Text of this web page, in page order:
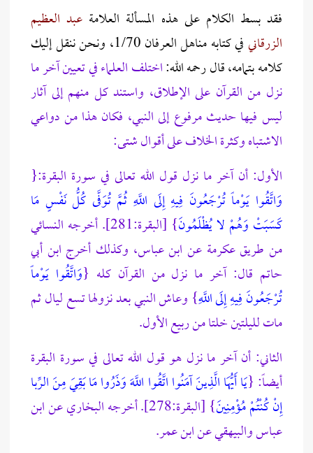
فقد بسط الكلام على هذه المسألة العلامة عبد العظيم
الزرقاني
في كتابه مناهل العرفان 1/70، ونحن ننقل إليك
كلامه بتمامه، قال رحمه الله:اختلف العلماء في تعيين آخر ما
نزل من القرآن على الإطلاق، واستند كل منهم إلى آثار
ليس فيها حديث مرفوع إلى النبي، فكان هذا من دواعي
الاشتباه وكثرة الخلاف على أقوال شتى:
الأول: أن آخر ما نزل قول الله تعالى في سورة البقرة:{
وَاتَّقُوا يَوْماً تُرْجَعُونَ فِيهِ إِلَى اللَّهِ ثُمَّ تُوَفَّى كُلُّ نَفْسٍ مَا
كَسَبَتْ وَهُمْ لا يُظْلَمُونَ
} [البقرة:281]. أخرجه النسائي
من طريق عكرمة عن ابن عباس، وكذلك أخرج ابن أبي
حاتم قال: آخر ما نزل من القرآن كله {وَاتَّقُوا يَوْماً
تُرْجَعُونَ فِيهِ إِلَى اللَّهِ} وعاش النبي بعد نزولها تسع ليال ثم
مات لليلتين خلتا من ربيع الأول.
الثاني: أن آخر ما نزل هو قول الله تعالى في سورة البقرة
أيضاً: {يَا أَيُّهَا الَّذِينَ آمَنُوا اتَّقُوا اللَّهَ وَذَرُوا مَا بَقِيَ مِنَ الرِّبا
إِنْ كُنْتُمْ مُؤْمِنِينَ
} [البقرة:278]. أخرجه البخاري عن ابن
عباس والبيهقي عن ابن عمر.